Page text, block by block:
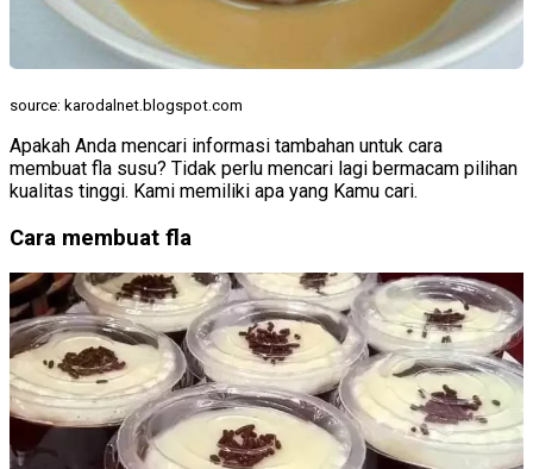
source: karodalnet.blogspot.com
Apakah Anda mencari informasi tambahan untuk cara
membuat fla susu? Tidak perlu mencari lagi bermacam pilihan
kualitas tinggi. Kami memiliki apa yang Kamu cari.
Cara membuat fla